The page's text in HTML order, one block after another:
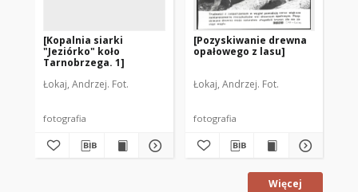
[Kopalnia siarki
"Jeziórko" koło
Tarnobrzega. 1]
Łokaj, Andrzej. Fot.
fotografia
[Pozyskiwanie drewna
opałowego z lasu]
Łokaj, Andrzej. Fot.
fotografia
Więcej